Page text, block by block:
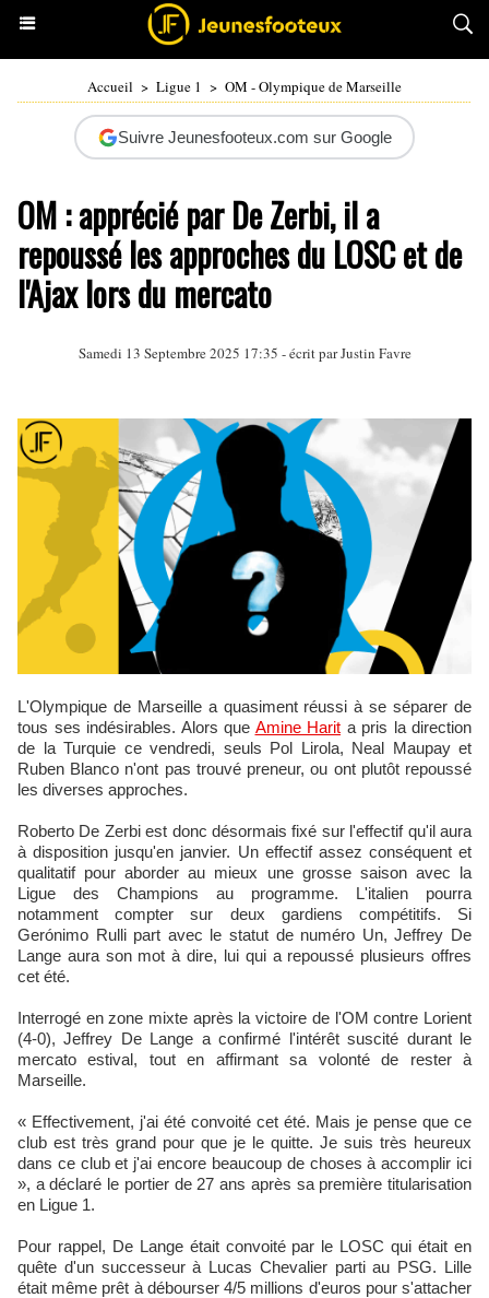
Accueil > Ligue 1 > OM - Olympique de Marseille
Suivre Jeunesfooteux.com sur Google
OM : apprécié par De Zerbi, il a
repoussé les approches du LOSC et de
l'Ajax lors du mercato
Samedi 13 Septembre 2025 17:35 - écrit parJustin Favre
L'Olympique de Marseille a quasiment réussi à se séparer de
tous ses indésirables. Alors que Amine Harit a pris la direction
de la Turquie ce vendredi, seuls Pol Lirola, Neal Maupay et
Ruben Blanco n'ont pas trouvé preneur, ou ont plutôt repoussé
les diverses approches.
Roberto De Zerbi est donc désormais fixé sur l'effectif qu'il aura
à disposition jusqu'en janvier. Un effectif assez conséquent et
qualitatif pour aborder au mieux une grosse saison avec la
Ligue des Champions au programme. L'italien pourra
notamment compter sur deux gardiens compétitifs. Si
Gerónimo Rulli part avec le statut de numéro Un, Jeffrey De
Lange aura son mot à dire, lui qui a repoussé plusieurs offres
cet été.
Interrogé en zone mixte après la victoire de l'OM contre Lorient
(4-0), Jeffrey De Lange a confirmé l'intérêt suscité durant le
mercato estival, tout en affirmant sa volonté de rester à
Marseille.
« Effectivement, j'ai été convoité cet été. Mais je pense que ce
club est très grand pour que je le quitte. Je suis très heureux
dans ce club et j'ai encore beaucoup de choses à accomplir ici
», a déclaré le portier de 27 ans après sa première titularisation
en Ligue 1.
Pour rappel, De Lange était convoité par le LOSC qui était en
quête d'un successeur à Lucas Chevalier parti au PSG. Lille
était même prêt à débourser 4/5 millions d'euros pour s'attacher